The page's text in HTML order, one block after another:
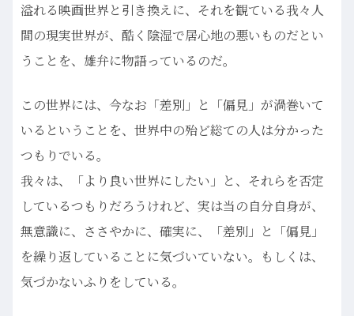
溢れる映画世界と引き換えに、それを観ている我々人
間の現実世界が、酷く陰湿で居心地の悪いものだとい
うことを、雄弁に物語っているのだ。
この世界には、今なお「差別」と「偏見」が渦巻いて
いるということを、世界中の殆ど総ての人は分かった
つもりでいる。
我々は、「より良い世界にしたい」と、それらを否定
しているつもりだろうけれど、実は当の自分自身が、
無意識に、ささやかに、確実に、「差別」と「偏見」
を繰り返していることに気づいていない。もしくは、
気づかないふりをしている。